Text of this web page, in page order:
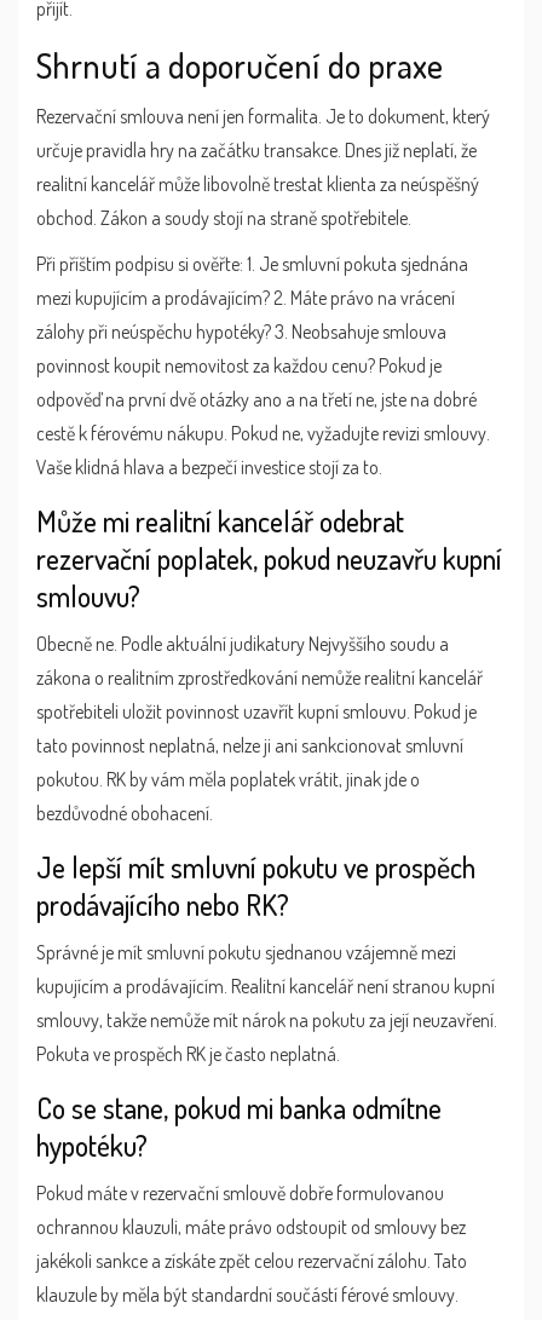
přijít.
Shrnutí a doporučení do praxe
Rezervační smlouva není jen formalita. Je to dokument, který
určuje pravidla hry na začátku transakce. Dnes již neplatí, že
realitní kancelář může libovolně trestat klienta za neúspěšný
obchod. Zákon a soudy stojí na straně spotřebitele.
Při příštím podpisu si ověřte: 1. Je smluvní pokuta sjednána
mezi kupujícím a prodávajícím? 2. Máte právo na vrácení
zálohy při neúspěchu hypotéky? 3. Neobsahuje smlouva
povinnost koupit nemovitost za každou cenu? Pokud je
odpověď na první dvě otázky ano a na třetí ne, jste na dobré
cestě k férovému nákupu. Pokud ne, vyžadujte revizi smlouvy.
Vaše klidná hlava a bezpečí investice stojí za to.
Může mi realitní kancelář odebrat
rezervační poplatek, pokud neuzavřu kupní
smlouvu?
Obecně ne. Podle aktuální judikatury Nejvyššího soudu a
zákona o realitním zprostředkování nemůže realitní kancelář
spotřebiteli uložit povinnost uzavřít kupní smlouvu. Pokud je
tato povinnost neplatná, nelze ji ani sankcionovat smluvní
pokutou. RK by vám měla poplatek vrátit, jinak jde o
bezdůvodné obohacení.
Je lepší mít smluvní pokutu ve prospěch
prodávajícího nebo RK?
Správné je mít smluvní pokutu sjednanou vzájemně mezi
kupujícím a prodávajícím. Realitní kancelář není stranou kupní
smlouvy, takže nemůže mít nárok na pokutu za její neuzavření.
Pokuta ve prospěch RK je často neplatná.
Co se stane, pokud mi banka odmítne
hypotéku?
Pokud máte v rezervační smlouvě dobře formulovanou
ochrannou klauzuli, máte právo odstoupit od smlouvy bez
jakékoli sankce a získáte zpět celou rezervační zálohu. Tato
klauzule by měla být standardní součástí férové smlouvy.